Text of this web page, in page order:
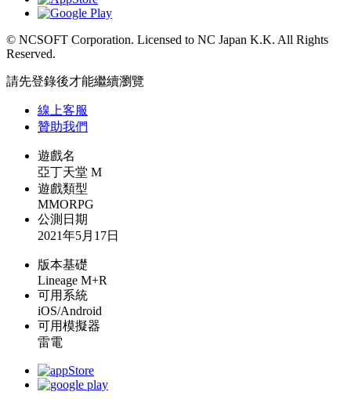
© NCSOFT Corporation. Licensed to NC Japan K.K. All Rights
Reserved.
請先登錄後才能繼續瀏覽
線上客服
贊助我們
遊戲名
亞丁天堂 M
遊戲類型
MMORPG
公測日期
2021年5月17日
版本基礎
Lineage M+R
可用系統
iOS/Android
可用模擬器
雷電